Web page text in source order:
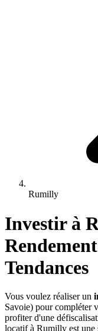
Rumilly
Investir à
Tendances
Vous voulez réaliser un
Savoie) pour compléter
profiter d'une
locatif à Rumilly est une